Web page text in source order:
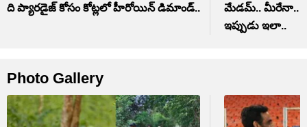
ది ప్యారడైజ్ కోసం కోట్లలో హీరోయిన్ డిమాండ్..
మేడమ్.. మీరేనా..
ఇప్పుడు ఇలా..
Photo Gallery